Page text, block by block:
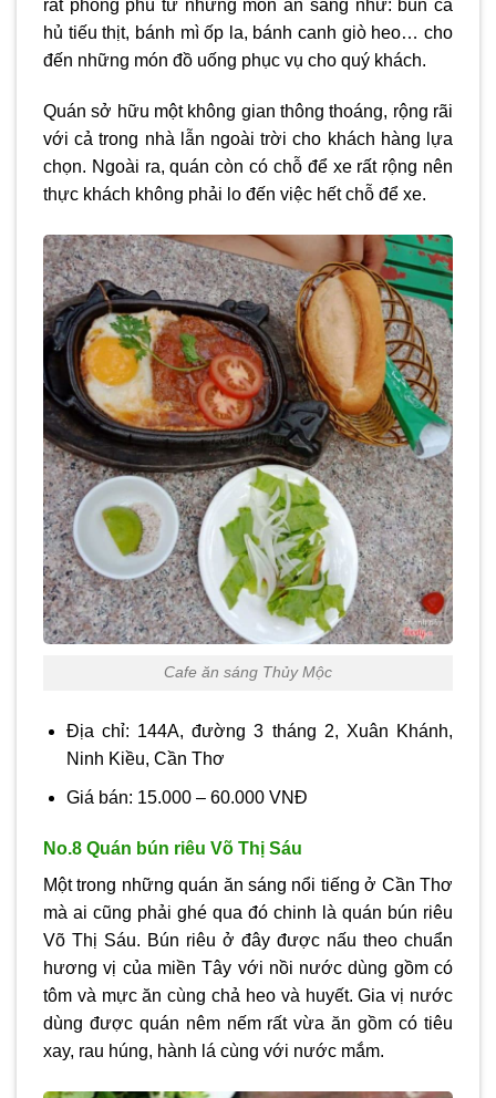
rất phong phú từ những món ăn sáng như: bún cá
hủ tiếu thịt, bánh mì ốp la, bánh canh giò heo… cho
đến những món đồ uống phục vụ cho quý khách.
Quán sở hữu một không gian thông thoáng, rộng rãi
với cả trong nhà lẫn ngoài trời cho khách hàng lựa
chọn. Ngoài ra, quán còn có chỗ để xe rất rộng nên
thực khách không phải lo đến việc hết chỗ để xe.
Cafe ăn sáng Thủy Mộc
Địa chỉ: 144A, đường 3 tháng 2, Xuân Khánh,
Ninh Kiều, Cần Thơ
Giá bán: 15.000 – 60.000 VNĐ
No.8 Quán bún riêu Võ Thị Sáu
Một trong những quán ăn sáng nổi tiếng ở Cần Thơ
mà ai cũng phải ghé qua đó chinh là quán bún riêu
Võ Thị Sáu. Bún riêu ở đây được nấu theo chuẩn
hương vị của miền Tây với nồi nước dùng gồm có
tôm và mực ăn cùng chả heo và huyết. Gia vị nước
dùng được quán nêm nếm rất vừa ăn gồm có tiêu
xay, rau húng, hành lá cùng với nước mắm.